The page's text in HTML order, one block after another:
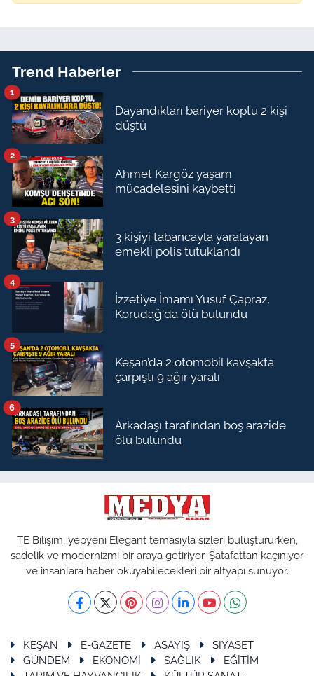
Trend Haberler
Dayandıkları bariyer koptu 2 kişi
düştü
1
Ahmet Kargöz yaşam
mücadelesini kaybetti
2
3 kişiyi tabancayla yaralayan
emekli polis tutuklandı
3
İzzetiye İmamı Yusuf Çapraz,
Korudağ'da ölü bulundu
4
Keşan’da 2 otomobil kavşakta
çarpıştı 9 ağır yaralı
5
Arkadaşı tarafından boş arazide
ölü bulundu
6
TE Bilişim, yepyeni Elegant temasıyla sizleri buluştururken,
sadelik ve modernizmi bir araya getiriyor. Şatafattan kaçınıyor
ve insanlara haber okuyabilecekleri bir altyapı sunuyor.
KEŞAN E-GAZETE ASAYİŞ
SİYASET
GÜNDEM
EKONOMİ SAĞLIK
EĞİTİM